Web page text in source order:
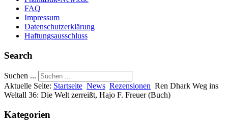
FAQ
Impressum
Datenschutzerklärung
Haftungsausschluss
Search
Suchen ...
Aktuelle Seite: Startseite News Rezensionen Ren Dhark Weg ins
Weltall 36: Die Welt zerreißt, Hajo F. Freuer (Buch)
Kategorien